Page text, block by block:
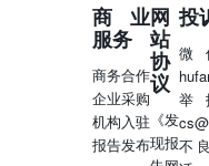
商业
服务
商务合作
企业采购
机构入驻
报告发布
网
站
协
议
《发
现报
投
微
举
不